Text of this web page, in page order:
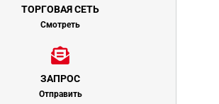
ТОРГОВАЯ СЕТЬ
Смотреть
ЗАПРОС
Отправить